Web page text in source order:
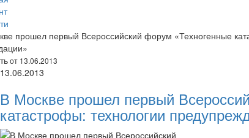
прошел первый Всероссийский форум «Техногенные
от 13.06.2013
13.06.2013
В Москве прошел первый
катастрофы: технологии